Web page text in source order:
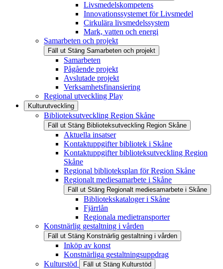
Livsmedelskompetens
Innovationssystemet för Livsmedel
Cirkulära livsmedelssystem
Mark, vatten och energi
Samarbeten och projekt
Fäll ut Stäng Samarbeten och projekt
Samarbeten
Pågående projekt
Avslutade projekt
Verksamhetsfinansiering
Regional utveckling Play
Kulturutveckling
Biblioteksutveckling Region Skåne
Fäll ut Stäng Biblioteksutveckling Region Skåne
Aktuella insatser
Kontaktuppgifter bibliotek i Skåne
Kontaktuppgifter biblioteksutveckling Region
Skåne
Regional biblioteksplan för Region Skåne
Regionalt mediesamarbete i Skåne
Fäll ut Stäng Regionalt mediesamarbete i Skåne
Bibliotekskataloger i Skåne
Fjärrlån
Regionala medietransporter
Konstnärlig gestaltning i vården
Fäll ut Stäng Konstnärlig gestaltning i vården
Inköp av konst
Konstnärliga gestaltningsuppdrag
Kulturstöd
Fäll ut Stäng Kulturstöd